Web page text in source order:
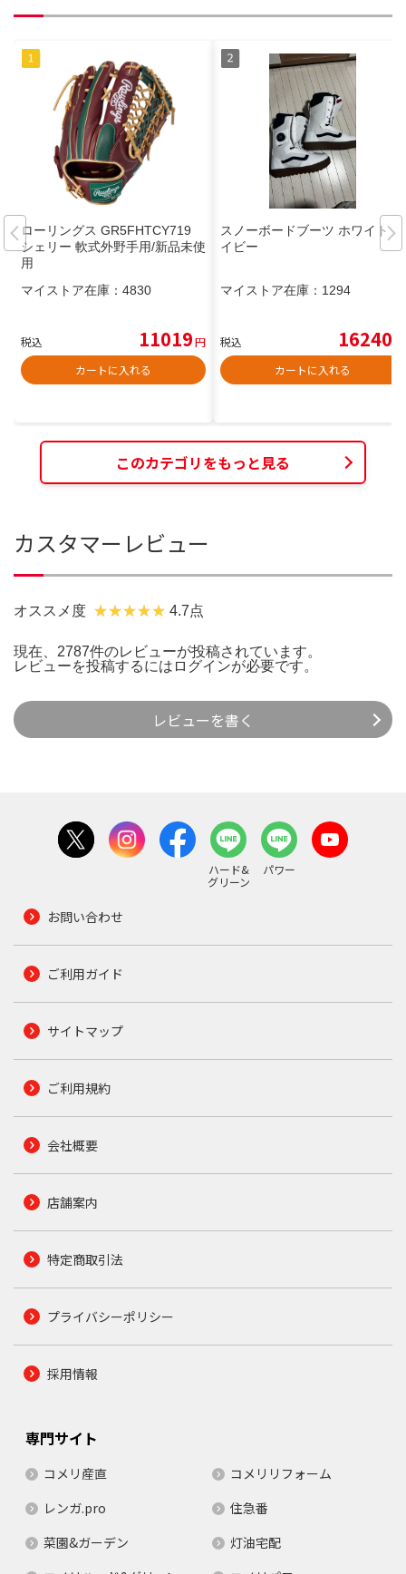
ローリングス GR5FHTCY719
シェリー 軟式外野手用/新品未使
用
マイストア在庫： 4830
税込 11019円
カートに入れる
スノーボードブーツ ホワイト ネ
イビー
マイストア在庫： 1294
税込 16240
カートに入れる
このカテゴリをもっと見る
カスタマーレビュー
オススメ度 4.7点
現在、2787件のレビューが投稿されています。
レビューを投稿するには ログインが必要です。
レビューを書く
ハード&
グリーン
パワー
お問い合わせ
ご利用ガイド
サイトマップ
ご利用規約
会社概要
店舗案内
特定商取引法
プライバシーポリシー
採用情報
専門サイト
コメリ産直
コメリリフォーム
レンガ.pro
住急番
菜園&ガーデン
灯油宅配